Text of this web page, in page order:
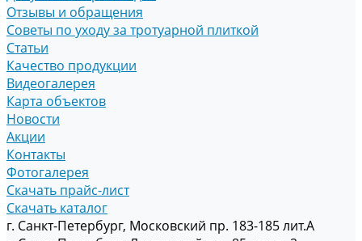
Отзывы и обращения
Советы по уходу за тротуарной плиткой
Статьи
Качество продукции
Видеогалерея
Карта объектов
Новости
Акции
Контакты
Фотогалерея
Скачать прайс-лист
Скачать каталог
г. Санкт-Петербург, Московский пр. 183-185 лит.А